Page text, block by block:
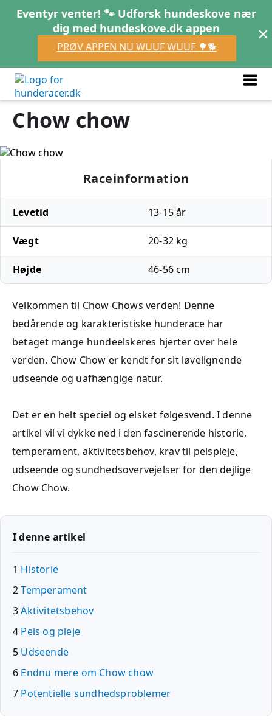
Eventyr venter! 🐾 Udforsk hundeskove nær
dig med hundeskove.dk appen
PRØV APPEN NU WUUF WUUF 🌳🐕 ×
Chow chow
Raceinformation
Levetid 13-15 år
Vægt 20-32 kg
Højde 46-56 cm
Velkommen til Chow Chows verden! Denne
bedårende og karakteristiske hunderace har
betaget mange hundeelskeres hjerter over hele
verden. Chow Chow er kendt for sit løvelignende
udseende og uafhængige natur.
Det er en helt speciel og elsket følgesvend. I denne
artikel vil vi dykke ned i den fascinerende historie,
temperament, aktivitetsbehov, krav til pelspleje,
udseende og sundhedsovervejelser for den dejlige
Chow Chow.
I denne artikel
1 Historie
2Temperament
3Aktivitetsbehov
4 Pels og pleje
5 Udseende
6 Endnu mere om Chow chow
7 Potentielle sundhedsproblemer